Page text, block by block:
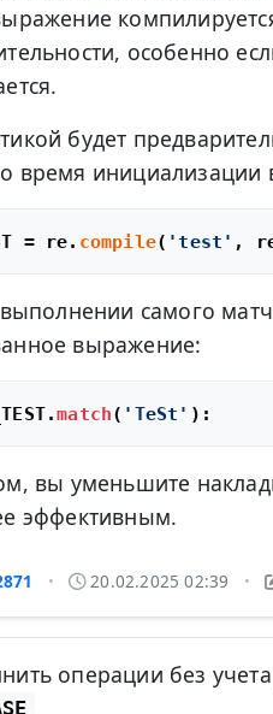
особенно
будет
время инициализации
= re. compile( 'test'
самого
выражение:
match( 'TeSt'
вы уменьшите
эффективным.
• 20.02.2025 02:39 •
операции без